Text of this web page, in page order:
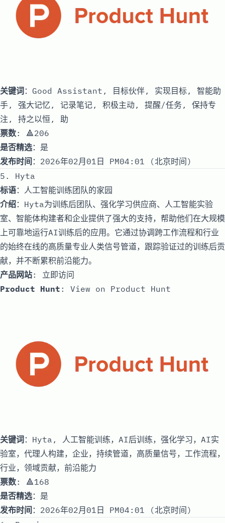
关键词 ：Good Assistant, 目标伙伴, 实现目标, 智能助
手, 强大记忆, 记录笔记, 积极主动, 提醒/任务, 保持专
注, 持之以恒, 助
票数: 🔺206
是否精选：是
发布时间 ：2026年02月01日 PM04:01 (北京时间)
5. Hyta
标语：人工智能训练团队的家园
介绍：Hyta为训练后团队、强化学习供应商、人工智能实验
室、智能体构建者和企业提供了强大的支持，帮助他们在大规模
上可靠地运行AI训练后的应用。它通过协调跨工作流程和行业
的始终在线的高质量专业人类信号管道，跟踪验证过的训练后贡
献，并不断累积前沿能力。
产品网站: 立即访问
Product Hunt : View on Product Hunt
关键词：Hyta, 人工智能训练，AI后训练，强化学习，AI实
验室，代理人构建，企业，持续管道，高质量信号，工作流程，
行业，领域贡献，前沿能力
票数: 🔺168
是否精选：是
发布时间 ：2026年02月01日 PM04:01 (北京时间)